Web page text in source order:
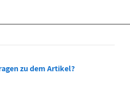
zu dem Artikel?